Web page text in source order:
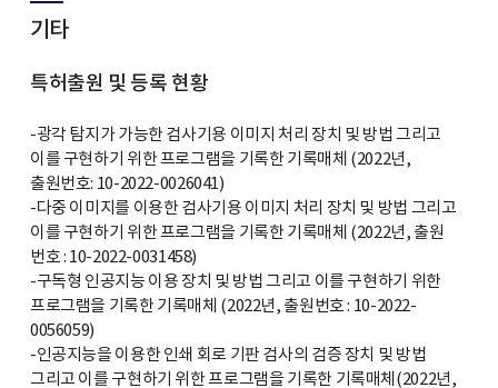
기타
특허출원 및 등록 현황
-광각 탐지가 가능한 검사기용 이미지 처리 장치 및 방법 그리고
이를 구현하기 위한 프로그램을 기록한 기록매체 (2022년,
출원번호: 10-2022-0026041)
-다중 이미지를 이용한 검사기용 이미지 처리 장치 및 방법 그리고
이를 구현하기 위한 프로그램을 기록한 기록매체 (2022년, 출원
번호 : 10-2022-0031458)
-구독형 인공지능 이용 장치 및 방법 그리고 이를 구현하기 위한
프로그램을 기록한 기록매체 (2022년, 출원번호 : 10-2022-
0056059)
-인공지능을 이용한 인쇄 회로 기판 검사의 검증 장치 및 방법
그리고 이를 구현하기 위한 프로그램을 기록한 기록매체(2022년,